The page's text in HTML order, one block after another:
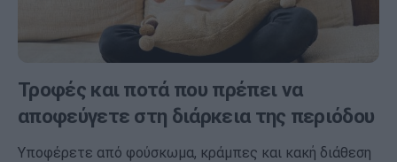
Τροφές και ποτά που πρέπει να
αποφεύγετε στη διάρκεια της περιόδου
Υποφέρετε από φούσκωμα, κράμπες και κακή διάθεση